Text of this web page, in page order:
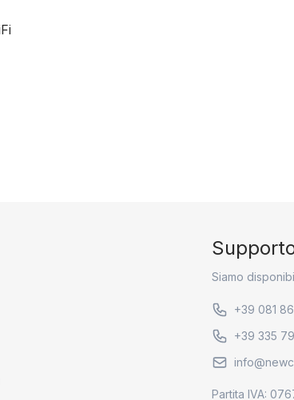
Siamo
+39 081
+39 335
Partita IVA: